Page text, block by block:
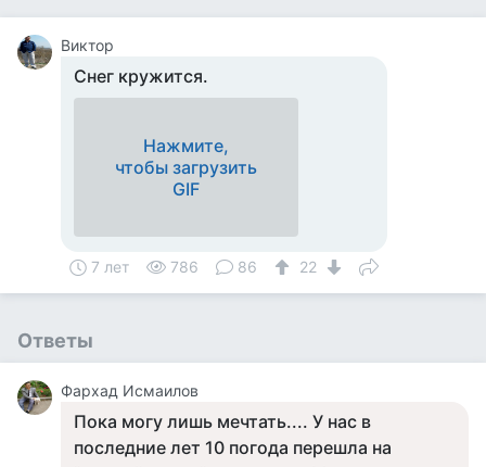
Виктор
Снег кружится.
Нажмите,
чтобы загрузить
GIF
7 лет 786 86 22
Ответы
Фархад Исмаилов
Пока могу лишь мечтать.... У нас в
последние лет 10 погода перешла на